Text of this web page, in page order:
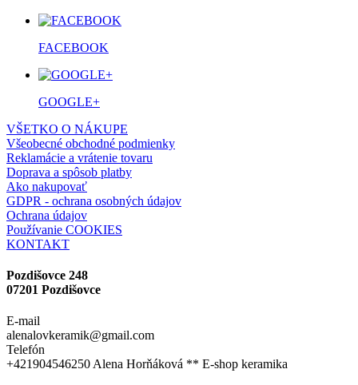
FACEBOOK
GOOGLE+
VŠETKO O NÁKUPE
Všeobecné obchodné podmienky
Reklamácie a vrátenie tovaru
Doprava a spôsob platby
Ako nakupovať
GDPR - ochrana osobných údajov
Ochrana údajov
Používanie COOKIES
KONTAKT
Pozdišovce 248
07201 Pozdišovce
E-mail
alenalovkeramik@gmail.com
Telefón
+421904546250 Alena Horňáková ** E-shop keramika